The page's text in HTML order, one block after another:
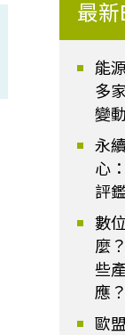
最
能
多
變
永
心
評
數
麼
些
應？
歐